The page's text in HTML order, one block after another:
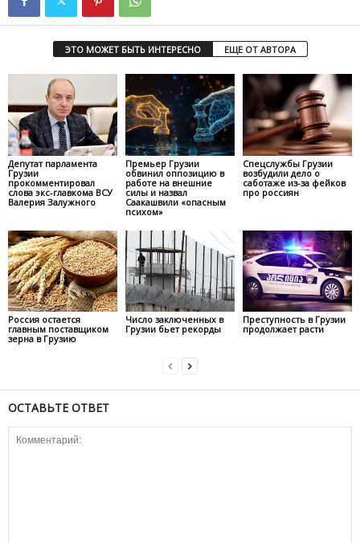
ЭТО МОЖЕТ БЫТЬ ИНТЕРЕСНО ЕЩЕ ОТ АВТОРА
Депутат парламента
Грузии
прокомментировал
слова экс-главкома ВСУ
Валерия Залужного
Премьер Грузии
обвинил оппозицию в
работе на внешние
силы и назвал
Саакашвили «опасным
психом»
Спецслужбы Грузии
возбудили дело о
саботаже из-за фейков
про россиян
Россия остается
главным поставщиком
зерна в Грузию
Число заключенных в
Грузии бьет рекорды
Преступность в Грузии
продолжает расти
ОСТАВЬТЕ ОТВЕТ